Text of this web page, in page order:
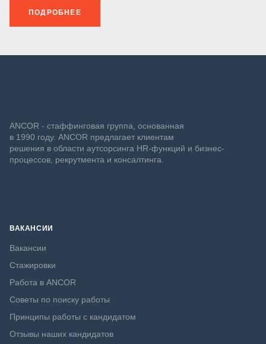
ПОДРОБНЕЕ
ANCOR - стаффинговая группа, основанная
в 1990 году. ANCOR предлагает клиентам
решения в области аутсорсинга HR-функций и бизнес-
процессов, рекрутмента и консалтинга.
ВАКАНСИИ
Вакансии
Стажировки
Работа в ANCOR
Советы по поиску работы
Принципы работы с кандидатом
Отзывы наших кандидатов